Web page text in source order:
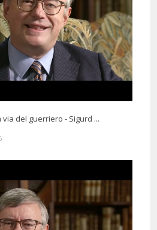
del guerriero - Sigurd ...